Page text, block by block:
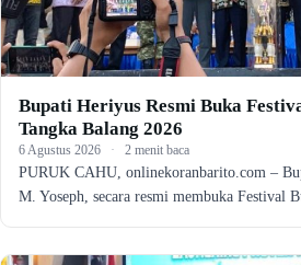
Bupati Heriyus Resmi Buka
Tangka Balang 2026
6 Agustus 2026 · 2 menit baca
PURUK CAHU, onlinekoranbarito.com –
M. Yoseph, secara resmi membuka Festival